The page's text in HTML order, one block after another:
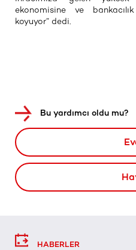
ekonomisine ve
koyuyor” dedi.
Bu yardımcı oldu mu?
HABERLER